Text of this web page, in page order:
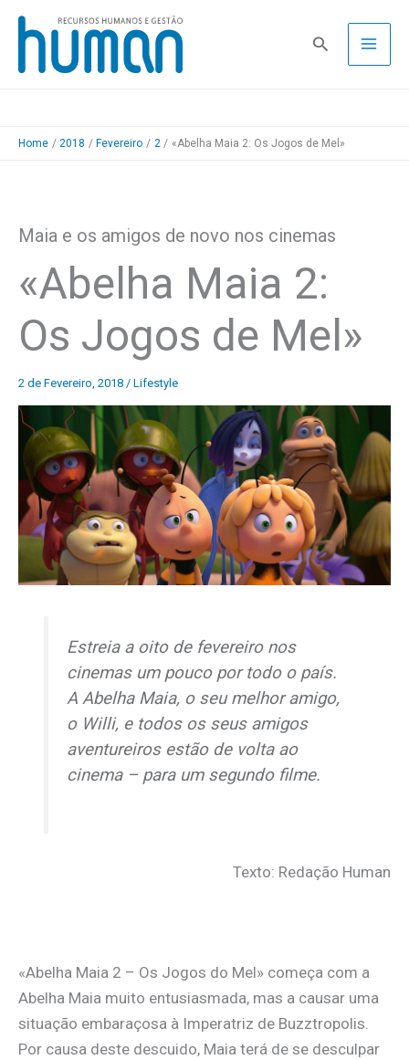
Skip
content
Pesquisa
Home 2018 Fevereiro 2 «Abelha Maia 2: Os Jogos de Mel»
Maia e os amigos de novo nos cinemas
«Abelha Maia 2:
Os Jogos de Mel»
2 de Fevereiro, 2018 / Lifestyle
Estreia a oito de fevereiro nos
cinemas um pouco por todo o país.
A Abelha Maia, o seu melhor amigo,
o Willi, e todos os seus amigos
aventureiros estão de volta ao
cinema – para um segundo filme.
Texto: Redação Human
«Abelha Maia 2 – Os Jogos do Mel» começa com a
Abelha Maia muito entusiasmada, mas a causar uma
situação embaraçosa à Imperatriz de Buzztropolis.
Por causa deste descuido, Maia terá de se desculpar